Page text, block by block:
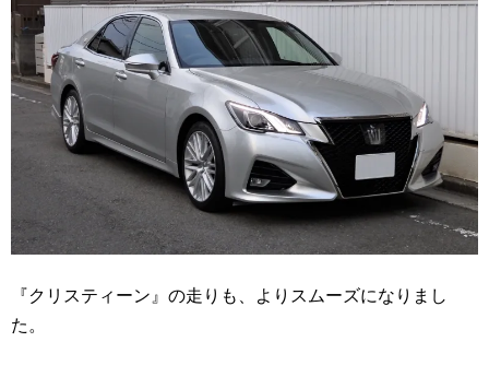
『クリスティーン』の走りも、よりスムーズになりまし
た。